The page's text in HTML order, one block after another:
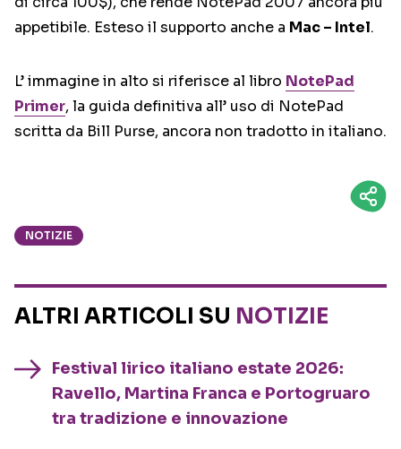
appetibile. Esteso il supporto anche a Mac – Intel.
L’ immagine in alto si riferisce al libro NotePad
Primer, la guida definitiva all’ uso di NotePad
scritta da Bill Purse, ancora non tradotto in italiano.
NOTIZIE
ALTRI ARTICOLI SU NOTIZIE
Festival lirico italiano estate 2026:
Ravello, Martina Franca e Portogruaro
tra tradizione e innovazione